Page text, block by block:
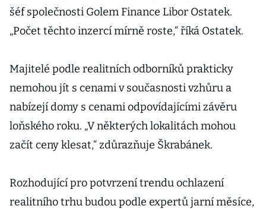
šéf společnosti Golem Finance Libor Ostatek.
„Počet těchto inzercí mírně roste,“ říká Ostatek.
Majitelé podle realitních odborníků prakticky
nemohou jít s cenami v současnosti vzhůru a
nabízejí domy s cenami odpovídajícími závěru
loňského roku. „V některých lokalitách mohou
začít ceny klesat,“ zdůrazňuje Škrabánek.
Rozhodující pro potvrzení trendu ochlazení
realitního trhu budou podle expertů jarní měsíce,